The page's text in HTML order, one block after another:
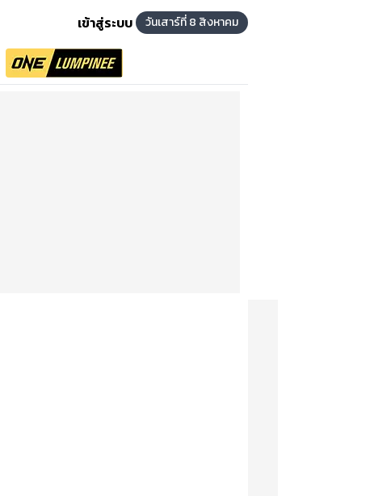
เข้าสู่ระบบ
วันเสาร์ที่ 8 สิงหาคม